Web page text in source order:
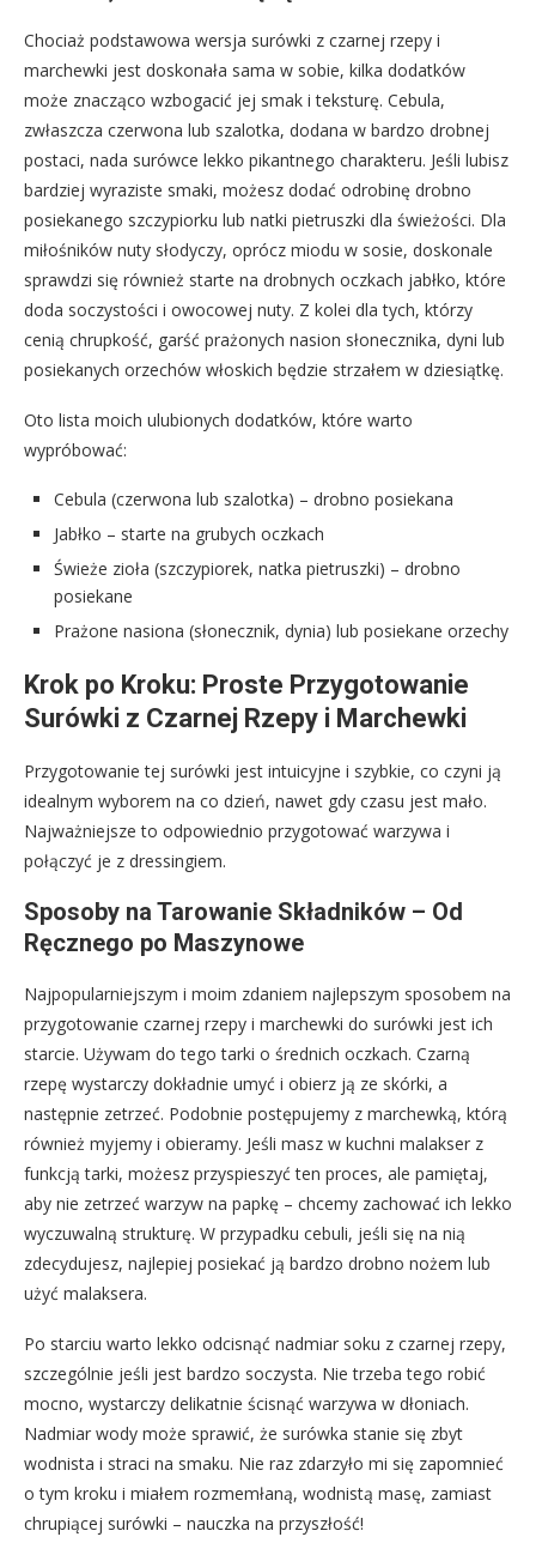
Chociaż podstawowa wersja surówki z czarnej rzepy i
marchewki jest doskonała sama w sobie, kilka dodatków
może znacząco wzbogacić jej smak i teksturę. Cebula,
zwłaszcza czerwona lub szalotka, dodana w bardzo drobnej
postaci, nada surówce lekko pikantnego charakteru. Jeśli lubisz
bardziej wyraziste smaki, możesz dodać odrobinę drobno
posiekanego szczypiorku lub natki pietruszki dla świeżości. Dla
miłośników nuty słodyczy, oprócz miodu w sosie, doskonale
sprawdzi się również starte na drobnych oczkach jabłko, które
doda soczystości i owocowej nuty. Z kolei dla tych, którzy
cenią chrupkość, garść prażonych nasion słonecznika, dyni lub
posiekanych orzechów włoskich będzie strzałem w dziesiątkę.
Oto lista moich ulubionych dodatków, które warto
wypróbować:
Cebula (czerwona lub szalotka) – drobno posiekana
Jabłko – starte na grubych oczkach
Świeże zioła (szczypiorek, natka pietruszki) – drobno
posiekane
Prażone nasiona (słonecznik, dynia) lub posiekane orzechy
Krok po Kroku: Proste Przygotowanie
Surówki z Czarnej Rzepy i Marchewki
Przygotowanie tej surówki jest intuicyjne i szybkie, co czyni ją
idealnym wyborem na co dzień, nawet gdy czasu jest mało.
Najważniejsze to odpowiednio przygotować warzywa i
połączyć je z dressingiem.
Sposoby na Tarowanie Składników – Od
Ręcznego po Maszynowe
Najpopularniejszym i moim zdaniem najlepszym sposobem na
przygotowanie czarnej rzepy i marchewki do surówki jest ich
starcie. Używam do tego tarki o średnich oczkach. Czarną
rzepę wystarczy dokładnie umyć i obierz ją ze skórki, a
następnie zetrzeć. Podobnie postępujemy z marchewką, którą
również myjemy i obieramy. Jeśli masz w kuchni malakser z
funkcją tarki, możesz przyspieszyć ten proces, ale pamiętaj,
aby nie zetrzeć warzyw na papkę – chcemy zachować ich lekko
wyczuwalną strukturę. W przypadku cebuli, jeśli się na nią
zdecydujesz, najlepiej posiekać ją bardzo drobno nożem lub
użyć malaksera.
Po starciu warto lekko odcisnąć nadmiar soku z czarnej rzepy,
szczególnie jeśli jest bardzo soczysta. Nie trzeba tego robić
mocno, wystarczy delikatnie ścisnąć warzywa w dłoniach.
Nadmiar wody może sprawić, że surówka stanie się zbyt
wodnista i straci na smaku. Nie raz zdarzyło mi się zapomnieć
o tym kroku i miałem rozmemłaną, wodnistą masę, zamiast
chrupiącej surówki – nauczka na przyszłość!